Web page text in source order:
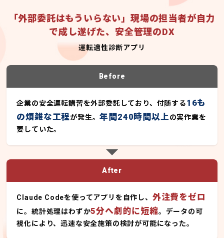
「外部委託はもういらない」現場の担当者が自力
で成し遂げた、安全管理のDX
運転適性診断アプリ
Before
企業の安全運転講習を外部委託しており、付随する16も
の煩雑な工程が発生。年間240時間以上の実作業を
要していた。
After
Claude Codeを使ってアプリを自作し、 外注費をゼロ
に。統計処理はわずか5分へ劇的に短縮。データの可
視化により、迅速な安全施策の検討が可能になった。